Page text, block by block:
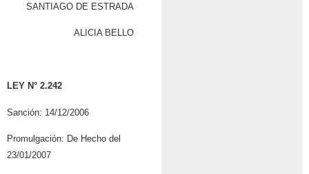
SANTIAGO DE ESTRADA
ALICIA BELLO
LEY N° 2.242
Sanción: 14/12/2006
Promulgación: De Hecho del
23/01/2007